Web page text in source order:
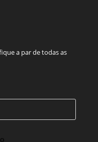
a par de todas as